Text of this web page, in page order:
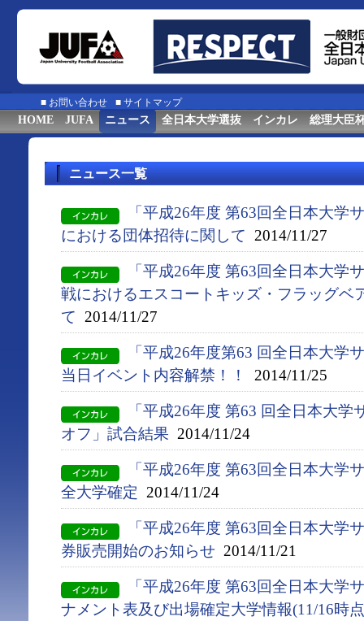
■ お問い合わせ ■ サイトマップ
HOME JUFA ニュース 全日本大学選抜 インカレ 総理大臣
ニュース一覧
「平成26年度 第63回全日本大学
における団体招待に関して 2014/11/27
「平成26年度 第63回全日本大学
戦におけるエスコートキッズ・フラッグベ
て 2014/11/27
「平成26年度第63 回全日本大学
当日イベント内容解禁！！
2014/11/25
「平成26年度 第63 回全日本大
オフ」試合結果 2014/11/24
「平成26年度 第63回全日本大学
全大学確定 2014/11/24
「平成26年度 第63回全日本大学
券販売開始のお知らせ 2014/11/21
「平成26年度 第63回全日本大学
ナメント表及び出場確定大学情報(11/16時